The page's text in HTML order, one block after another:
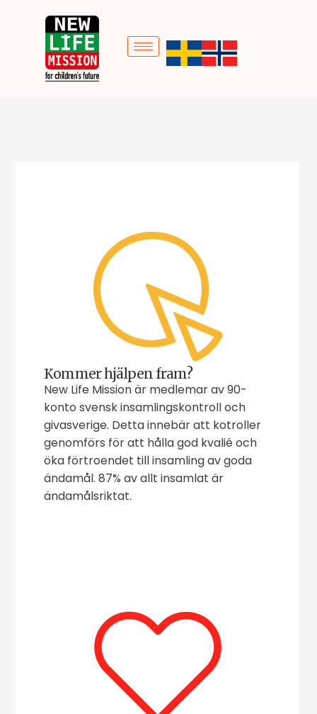
Kommer hjälpen fram?
New Life Mission är medlemar av 90-
konto svensk insamlingskontroll och
givasverige. Detta innebär att kotroller
genomförs för att hålla god kvalié och
öka förtroendet till insamling av goda
ändamål. 87% av allt insamlat är
ändamålsriktat.